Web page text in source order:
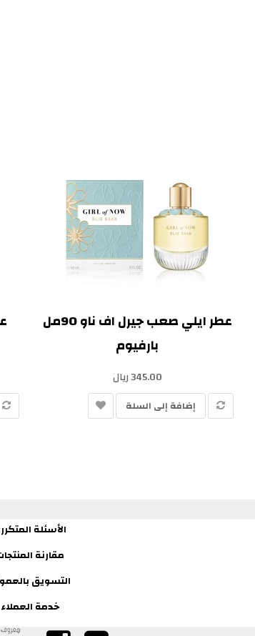
عطر ايلي صعب جيرل اف ناو 90مل
بارفيوم
345.00 ريال
إضافة إلى السلة
الأسئلة
مقارنة
التسويق
خدمة العملاء